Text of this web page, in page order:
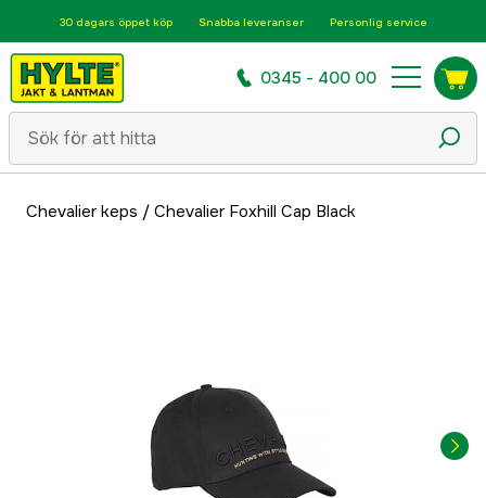
30 dagars öppet köp Snabba leveranser Personlig service
0345 - 400 00
Chevalier keps / Chevalier Foxhill Cap Black